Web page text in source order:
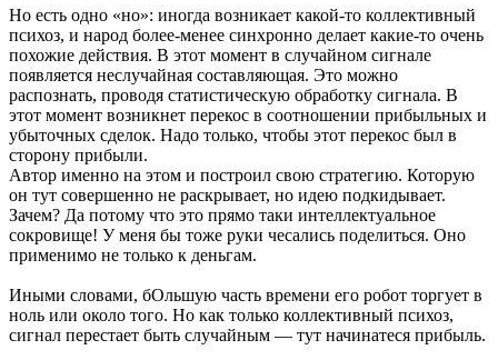
Но есть одно «но»: иногда возникает какой-то коллективный
психоз, и народ более-менее синхронно делает какие-то очень
похожие действия. В этот момент в случайном сигнале
появляется неслучайная составляющая. Это можно
распознать, проводя статистическую обработку сигнала. В
этот момент возникнет перекос в соотношении прибыльных и
убыточных сделок. Надо только, чтобы этот перекос был в
сторону прибыли.
Автор именно на этом и построил свою стратегию. Которую
он тут совершенно не раскрывает, но идею подкидывает.
Зачем? Да потому что это прямо таки интеллектуальное
сокровище! У меня бы тоже руки чесались поделиться. Оно
применимо не только к деньгам.
Иными словами, бОльшую часть времени его робот торгует в
ноль или около того. Но как только коллективный психоз,
сигнал перестает быть случайным — тут начинатеся прибыль.